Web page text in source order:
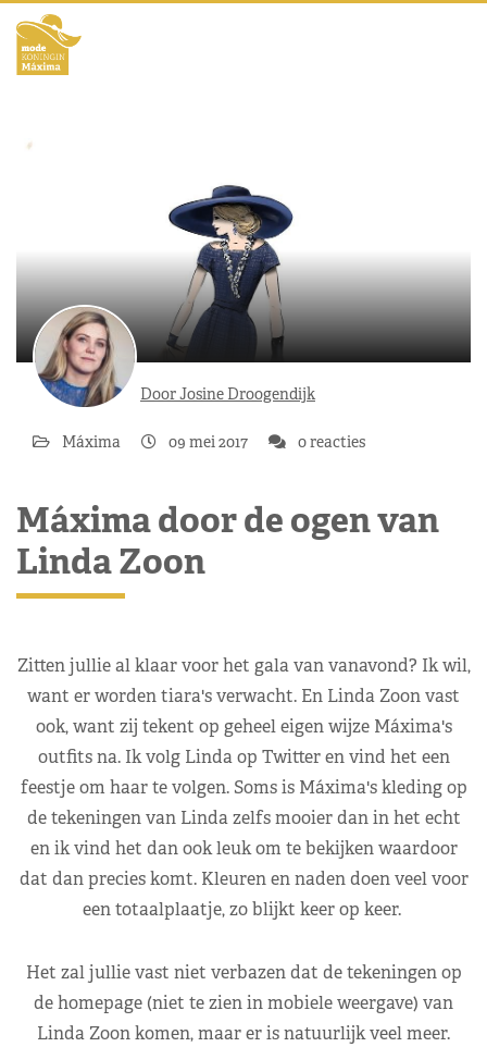
Door Josine Droogendijk
Máxima 09 mei 2017 0 reacties
Máxima door de ogen van
Linda Zoon
Zitten jullie al klaar voor het gala van vanavond? Ik wil,
want er worden tiara's verwacht. En Linda Zoon vast
ook, want zij tekent op geheel eigen wijze Máxima's
outfits na. Ik volg Linda op Twitter en vind het een
feestje om haar te volgen. Soms is Máxima's kleding op
de tekeningen van Linda zelfs mooier dan in het echt
en ik vind het dan ook leuk om te bekijken waardoor
dat dan precies komt. Kleuren en naden doen veel voor
een totaalplaatje, zo blijkt keer op keer.
Het zal jullie vast niet verbazen dat de tekeningen op
de homepage (niet te zien in mobiele weergave) van
Linda Zoon komen, maar er is natuurlijk veel meer.